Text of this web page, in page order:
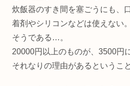
炊飯器のすき間を塞ごうにも、
着剤やシリコンなどは使えない
そうである…。
20000円以上のものが、3500円
それなりの理由があるというこ